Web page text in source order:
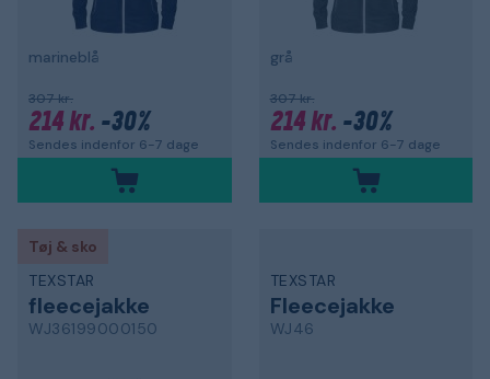
marineblå
307 kr.
214 kr. -30%
Sendes indenfor 6-7 dage
grå
307 kr.
214 kr. -30%
Sendes indenfor 6-7 dage
Tøj & sko
TEXSTAR
fleecejakke
WJ36199000150
TEXSTAR
Fleecejakke
WJ46